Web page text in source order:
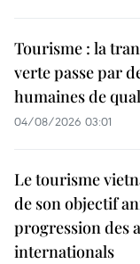
Tourisme : la
verte passe par
humaines de
04/08/2026 03:01
Le tourisme
de son objectif
progression des
internationals